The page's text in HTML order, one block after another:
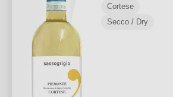
Cortese
Secco / Dry